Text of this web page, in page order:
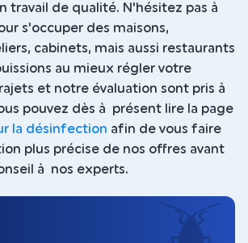
travail de qualité. N'hésitez pas à
s'occuper des maisons,
cabinets, mais aussi restaurants
au mieux régler votre
et notre évaluation sont pris à
pouvez dès à présent lire la page
la désinfection afin de vous faire
plus précise de nos offres avant
à nos experts.